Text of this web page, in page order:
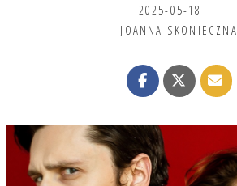
2025-05-18
JOANNA SKONIECZNA